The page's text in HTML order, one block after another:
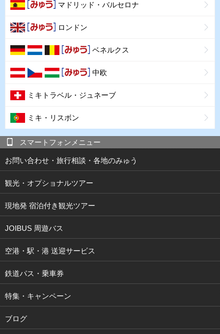
マドリッド・バルセロナ
ロンドン
ベネルクス
中欧
ミキトラベル・ジュネーブ
ミキ・リスボン
スマートフォンメニュー
お問い合わせ・旅行相談・各地のみゅう
観光・オプショナルツアー
現地発 宿泊付き観光ツアー
JOIBUS 周遊バス
空港・駅・港 送迎サービス
鉄道パス・乗車券
特集・キャンペーン
ブログ